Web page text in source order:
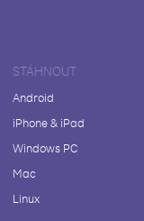
STÁHNOUT
Android
iPhone & iPad
Windows PC
Mac
Linux